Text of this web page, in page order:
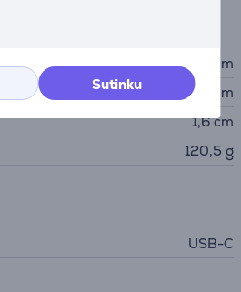
Sutinku
11,44 cm
5,41 cm
1,6 cm
120,5 g
USB-C